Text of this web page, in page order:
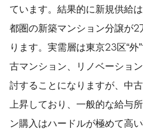
ています。結果的に新規供給
都圏の新築マンション分譲が
ります。実需層は東京23区“外
古マンション、リノベーショ
討することになりますが、中
上昇しており、一般的な給与
ン購入はハードルが極めて高